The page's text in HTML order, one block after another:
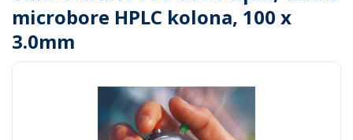
microbore HPLC kolona, 100 x
3.0mm